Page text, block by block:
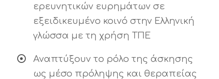
ερευνητικών ευρημάτων σε
εξειδικευμένο κοινό στην Ελληνική
γλώσσα με τη χρήση ΤΠΕ
Αναπτύξουν το ρόλο της άσκησης
ως μέσο πρόληψης και θεραπείας